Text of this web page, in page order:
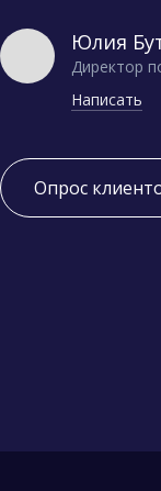
Юлия
Директор
Написать
Опрос